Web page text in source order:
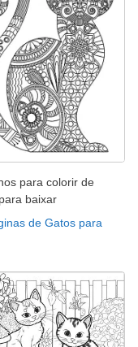
para colorir de
baixar
de Gatos para